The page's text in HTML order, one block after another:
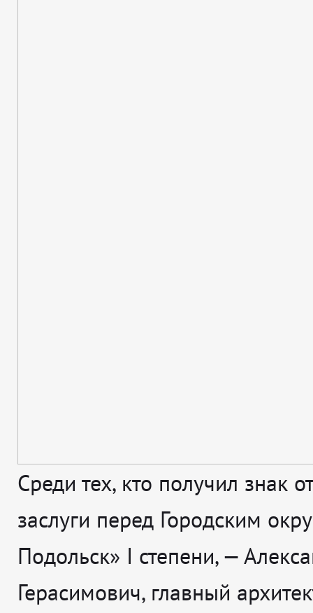
Среди тех, кто получил знак
заслуги перед Городским
Подольск» I степени, —
Герасимович, главный